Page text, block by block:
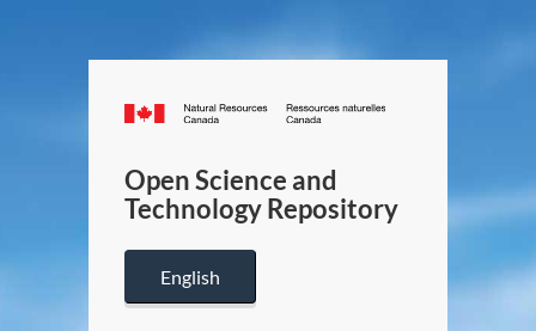
Canada.ca
/
Canada
Open Science and
Technology Repository
English